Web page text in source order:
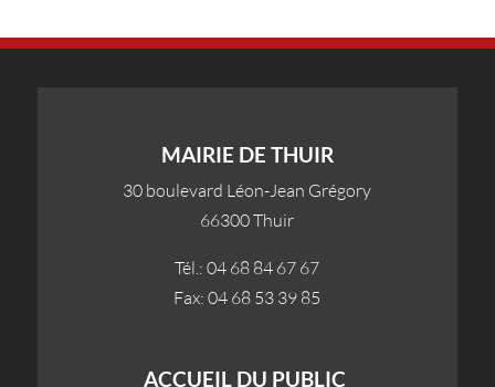
MAIRIE DE THUIR
30 boulevard Léon-Jean Grégory
66300 Thuir
Tél.: 04 68 84 67 67
Fax: 04 68 53 39 85
ACCUEIL DU PUBLIC